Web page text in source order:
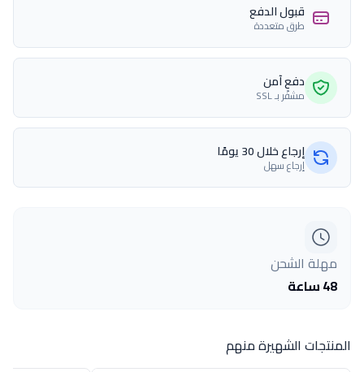
قبول الدفع
طرق متعددة
دفع آمن
مشفّر بـ SSL
إرجاع خلال 30 يومًا
إرجاع سهل
مهلة الشحن
48 ساعة
المنتجات الشهيرة منهم